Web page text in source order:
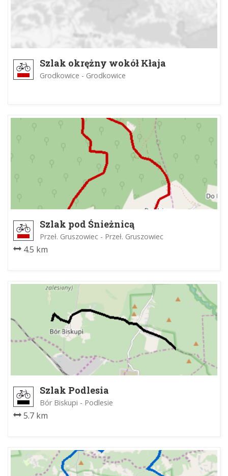
Szlak okrężny wokół Kłaja
Grodkowice - Grodkowice
Szlak pod Śnieżnicą
Przeł. Gruszowiec - Przeł. Gruszowiec
4.5 km
Szlak Podlesia
Bór Biskupi - Podlesie
5.7 km